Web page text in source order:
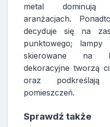
metal dominują
aranżacjach.
decyduje się na
punktowego;
skierowane na
dekoracyjne tworzą
oraz podkreślają
pomieszczeń.
Sprawdź także